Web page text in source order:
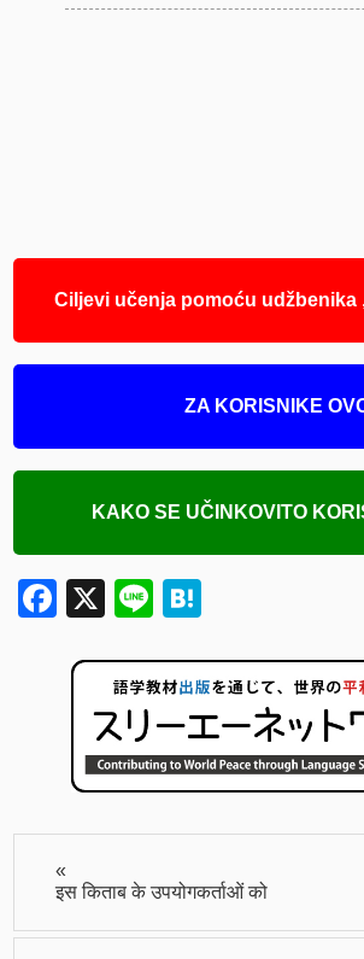
Ciljevi učenja pomoću udžbenika
ZA KORISNIKE
KAKO SE UČINKOVITO
Facebook
X Line
«
इस किताब के उपयोगकर्ताओं को